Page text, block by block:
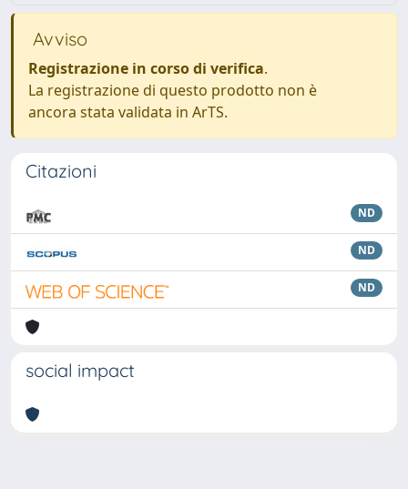
Avviso
Registrazione in corso di verifica.
La registrazione di questo prodotto non è
ancora stata validata in ArTS.
Citazioni
ND
ND
ND
social impact